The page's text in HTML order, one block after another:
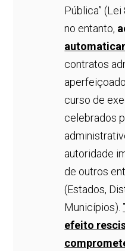
Pública”
no entanto,
contratos
curso de
celebrados
autoridade
de outros
(Estados,
Municípios).
efeito